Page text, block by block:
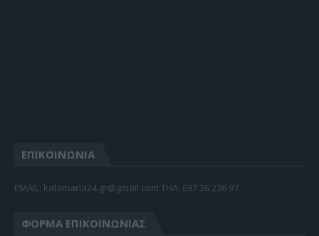
ΕΠΙΚΟΙΝΩΝΙΑ
EMAIL: kalamaria24.gr@gmail.com TΗΛ: 697 36 236 97
ΦΌΡΜΑ ΕΠΙΚΟΙΝΩΝΊΑΣ